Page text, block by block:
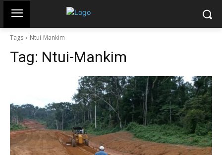
Tags Ntui-Mankim
Tag: Ntui-Mankim